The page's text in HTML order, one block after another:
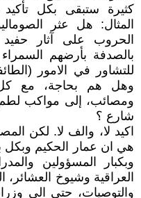
كثيرة ستبقى بكل
المثال: هل عثر
الحروب على آثار
بالصدفة بأرضهم
للتشاور في الامور
وهل هم بحاجة، مع
ومصائب، إلى مواكب
شارع ؟
اكيد لا، والف لا. لكن
هي ان عمار الحكيم وبكل
وبكبار المسؤولين
العراقية وشيوخ العشائر،
والتوصيات، حتى الى